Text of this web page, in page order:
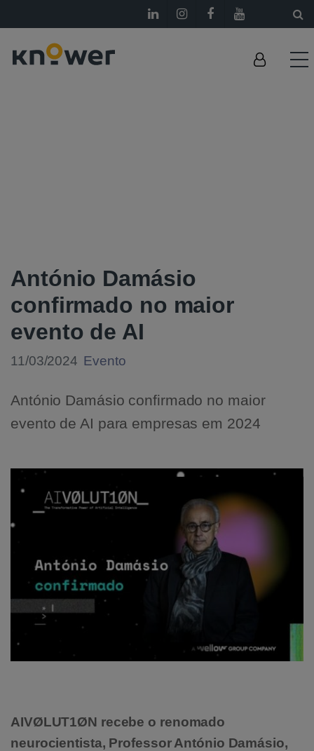
António Damásio
confirmado no maior
evento de AI
11/03/2024 Evento
António Damásio confirmado no maior
evento de AI para empresas em 2024
AIVØLUT1ØN recebe o renomado
neurocientista, Professor António Damásio,